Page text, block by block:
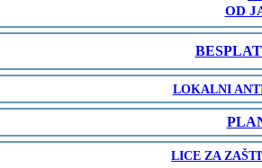
OD
LOKALNI
LICE ZA